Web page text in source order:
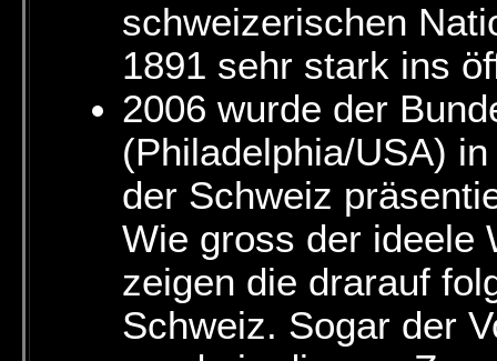
schweizerischen
1891 sehr stark ins
2006 wurde der
(Philadelphia/USA)
der Schweiz
Wie gross der ideele
zeigen die drarauf
Schweiz. Sogar der